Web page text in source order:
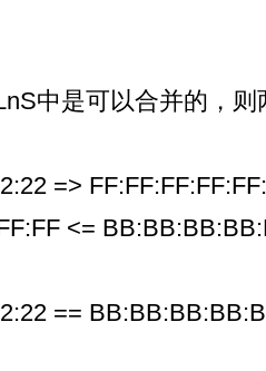
中是可以合并的，则
=>
<=
==